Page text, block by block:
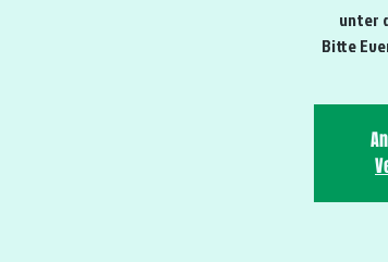
unter
Bitte